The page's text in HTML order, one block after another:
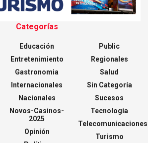
Categorías
Educación
Entretenimiento
Gastronomia
Internacionales
Nacionales
Novos-Casinos-
2025
Opinión
Public
Regionales
Salud
Sin Categoría
Sucesos
Tecnología
Telecomunicaciones
Turismo